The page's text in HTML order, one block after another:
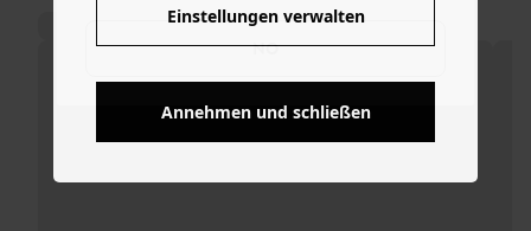
NO
Einstellungen verwalten
Annehmen und schließen